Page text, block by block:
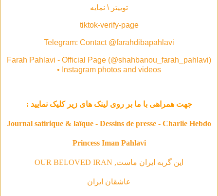
توییتر \ نمایه
tiktok-verify-page
Telegram: Contact @farahdibapahlavi
Farah Pahlavi - Official Page (@shahbanou_farah_pahlavi)
• Instagram photos and videos
جهت همراهی با ما بر روی لینک های زیر کلیک نمایید :
Journal satirique & laïque - Dessins de presse - Charlie Hebdo
Princess Iman Pahlavi
این گربه ایران ماست, OUR BELOVED IRAN
عاشقان ایران